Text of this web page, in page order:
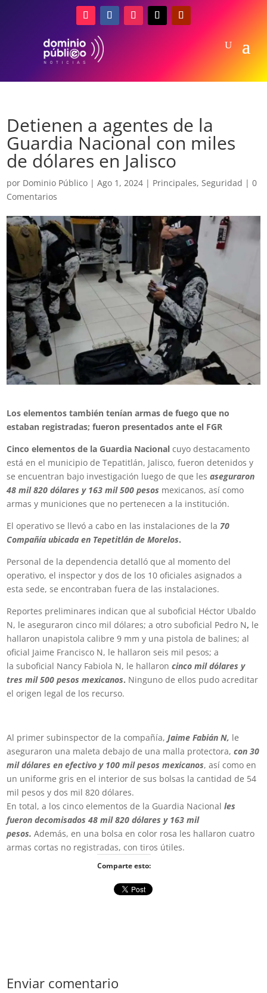
Detienen a agentes de la
Guardia Nacional con miles
de dólares en Jalisco
por Dominio Público |Ago 1, 2024 | Principales,Seguridad |0
Comentarios
Los elementos también tenían armas de fuego que no
estaban registradas; fueron presentados ante el FGR
Cinco elementos de la Guardia Nacionalcuyo destacamento
está en el municipio de Tepatitlán, Jalisco, fueron detenidos y
se encuentran bajo investigación luego de que lesaseguraron
48 mil 820 dólares y 163 mil 500 pesos mexicanos, así como
armas y municiones que no pertenecen a la institución.
El operativo se llevó a cabo en las instalaciones de la 70
Compañía ubicada en Tepetitlán de Morelos.
Personal de la dependencia detalló que al momento del
operativo, el inspector y dos de los 10 oficiales asignados a
esta sede, se encontraban fuera de las instalaciones.
Reportes preliminares indican que al suboficial Héctor Ubaldo
N, le aseguraron cinco mil dólares; a otro suboficial Pedro N, le
hallaron unapistola calibre 9 mm y una pistola de balines; al
oficial Jaime Francisco N, le hallaron seis mil pesos; a
la suboficial Nancy Fabiola N, le hallaroncinco mil dólares y
tres mil 500 pesos mexicanos. Ninguno de ellos pudo acreditar
el origen legal de los recurso.
Al primer subinspector de la compañía,Jaime Fabián N, le
aseguraron una maleta debajo de una malla protectora,con 30
mil dólares en efectivo y 100 mil pesos mexicanos, así como en
un uniforme gris en el interior de sus bolsas la cantidad de 54
mil pesos y dos mil 820 dólares.
En total, a los cinco elementos de la Guardia Nacional les
fueron decomisados 48 mil 820 dólares y 163 mil
pesos. Además, en una bolsa en color rosa les hallaron cuatro
armas cortas no registradas, con tiros útiles.
Comparte esto:
Enviar comentario